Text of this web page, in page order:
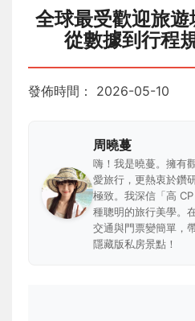
全球最受歡迎旅遊
從數據到行程
發佈時間： 2026-05-10
周曉蔓
嗨！我是曉蔓。擁有
愛旅行，更熱衷於鑽
極致。我深信「高
種聰明的旅行美學。
交通與門票變簡單，
隱藏版私房景點！